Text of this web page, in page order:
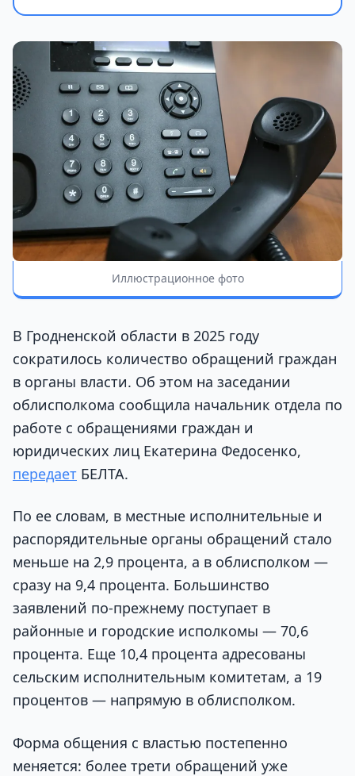
Иллюстрационное фото
В Гродненской области в 2025 году
сократилось количество обращений граждан
в органы власти. Об этом на заседании
облисполкома сообщила начальник отдела по
работе с обращениями граждан и
юридических лиц Екатерина Федосенко,
передает БЕЛТА.
По ее словам, в местные исполнительные и
распорядительные органы обращений стало
меньше на 2,9 процента, а в облисполком —
сразу на 9,4 процента. Большинство
заявлений по-прежнему поступает в
районные и городские исполкомы — 70,6
процента. Еще 10,4 процента адресованы
сельским исполнительным комитетам, а 19
процентов — напрямую в облисполком.
Форма общения с властью постепенно
меняется: более трети обращений уже